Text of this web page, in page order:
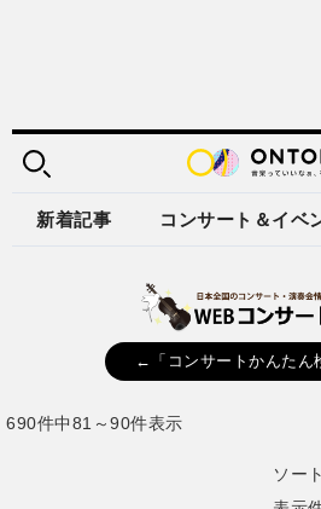
新着記事 コンサート＆イベ
←「コンサートかんたん
690件中81～90件表示
ソー